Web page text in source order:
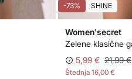
-73% SHINE
Women'secret
5,99 € 21,99 €
Štednja 16,00 €